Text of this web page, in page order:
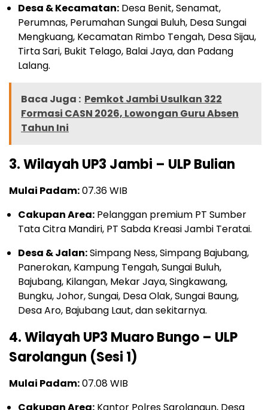
Desa & Kecamatan: Desa Benit, Senamat,
Perumnas, Perumahan Sungai Buluh, Desa Sungai
Mengkuang, Kecamatan Rimbo Tengah, Desa Sijau,
Tirta Sari, Bukit Telago, Balai Jaya, dan Padang
Lalang.
Baca Juga : Pemkot Jambi Usulkan 322
Formasi CASN 2026, Lowongan Guru Absen
Tahun Ini
3. Wilayah UP3 Jambi – ULP Bulian
Mulai Padam:07.36 WIB
Cakupan Area: Pelanggan premium PT Sumber
Tata Citra Mandiri, PT Sabda Kreasi Jambi Teratai.
Desa & Jalan:Simpang Ness, Simpang Bajubang,
Panerokan, Kampung Tengah, Sungai Buluh,
Bajubang, Kilangan, Mekar Jaya, Singkawang,
Bungku, Johor, Sungai, Desa Olak, Sungai Baung,
Desa Aro, Bajubang Laut, dan sekitarnya.
4. Wilayah UP3 Muaro Bungo – ULP
Sarolangun (Sesi 1)
Mulai Padam:07.08 WIB
Cakupan Area: Kantor Polres Sarolangun, Desa